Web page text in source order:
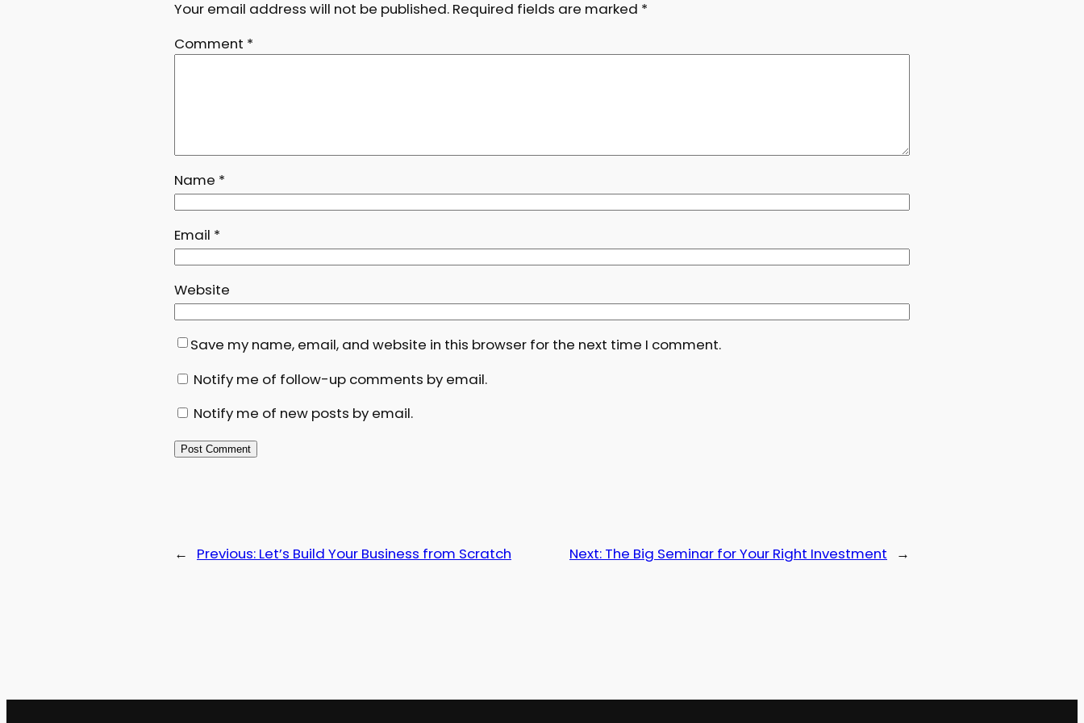
Your email address will not be published. Required fields are marked *
Comment *
Name *
Email *
Website
Save my name, email, and website in this browser for the next time I comment.
Notify me of follow-up comments by email.
Notify me of new posts by email.
← Previous: Let’s Build Your Business from Scratch Next: The Big Seminar for Your Right Investment →